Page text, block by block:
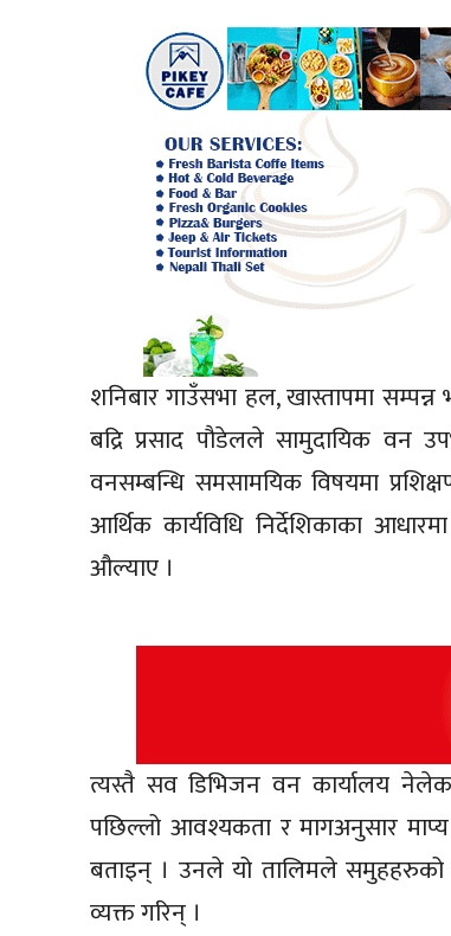
शनिबार गाउँसभा हल, खास्तापमा
बद्रि प्रसाद पौडेलले सामुदायिक वन
वनसम्बन्धि समसामयिक विषयमा
आर्थिक कार्यविधि निर्देशिकाका
औल्याए ।
त्यस्तै सव डिभिजन वन कार्यालय
पछिल्लो आवश्यकता र मागअनुसार माप्य
बताइन् । उनले यो तालिमले समुहहरुको
व्यक्त गरिन् ।